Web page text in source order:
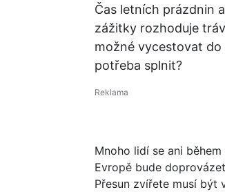
Čas letních prázdnin
zážitky rozhoduje
možné vycestovat do
potřeba splnit?
Mnoho lidí se ani
Evropě bude
Přesun zvířete musí být